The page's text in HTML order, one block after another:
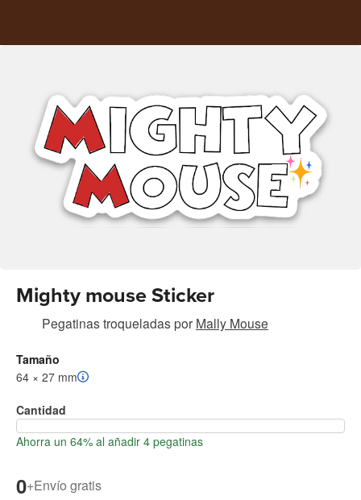
Mighty mouse Sticker
Pegatinas troqueladaspor Mally Mouse
Tamaño
64 × 27 mm
Cantidad
Ahorra un 64% al añadir 4 pegatinas
0+Envío gratis